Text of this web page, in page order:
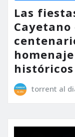
Las
históricos
torrent al